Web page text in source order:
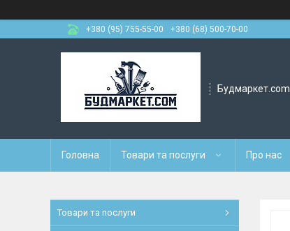
+380 (95) 755-55-00
+380 (68) 500-70-00
Будмаркет.com
Головна Товари та послуги Про нас
Товари та послуги